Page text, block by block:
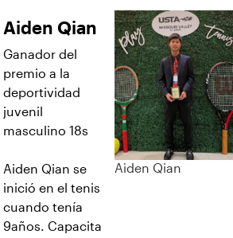
Aiden Qian
Ganador del
premio a la
deportividad
juvenil
masculino 18s
Aiden Qian se
inició en el tenis
cuando tenía
9años. Capacita
Aiden Qian